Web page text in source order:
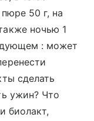
50 г, на
ночью 1
: может
сделать
ужин? Что
биолакт,